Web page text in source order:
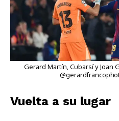
Gerard Martín, Cubarsí y Joan
Vuelta a su lugar